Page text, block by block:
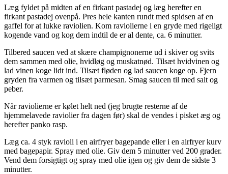
Læg fyldet på midten af en firkant pastadej og læg herefter en
firkant pastadej ovenpå. Pres hele kanten rundt med spidsen af en
gaffel for at lukke raviolien. Kom raviolierne i en gryde med rigeligt
kogende vand og kog dem indtil de er al dente, ca. 6 minutter.
Tilbered saucen ved at skære champignonerne ud i skiver og svits
dem sammen med olie, hvidløg og muskatnød. Tilsæt hvidvinen og
lad vinen koge lidt ind. Tilsæt fløden og lad saucen koge op. Fjern
gryden fra varmen og tilsæt parmesan. Smag saucen til med salt og
peber.
Når raviolierne er kølet helt ned (jeg brugte resterne af de
hjemmelavede raviolier fra dagen før) skal de vendes i pisket æg og
herefter panko rasp.
Læg ca. 4 styk ravioli i en airfryer bagepande eller i en airfryer kurv
med bagepapir. Spray med olie. Giv dem 5 minutter ved 200 grader.
Vend dem forsigtigt og spray med olie igen og giv dem de sidste 3
minutter.